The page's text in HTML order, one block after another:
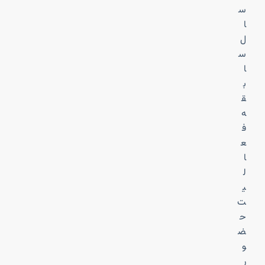
س
ا
ل
س
ا
ب
ق
ه
ف
ع
ا
ل
ی
ت
ح
ض
و
ر